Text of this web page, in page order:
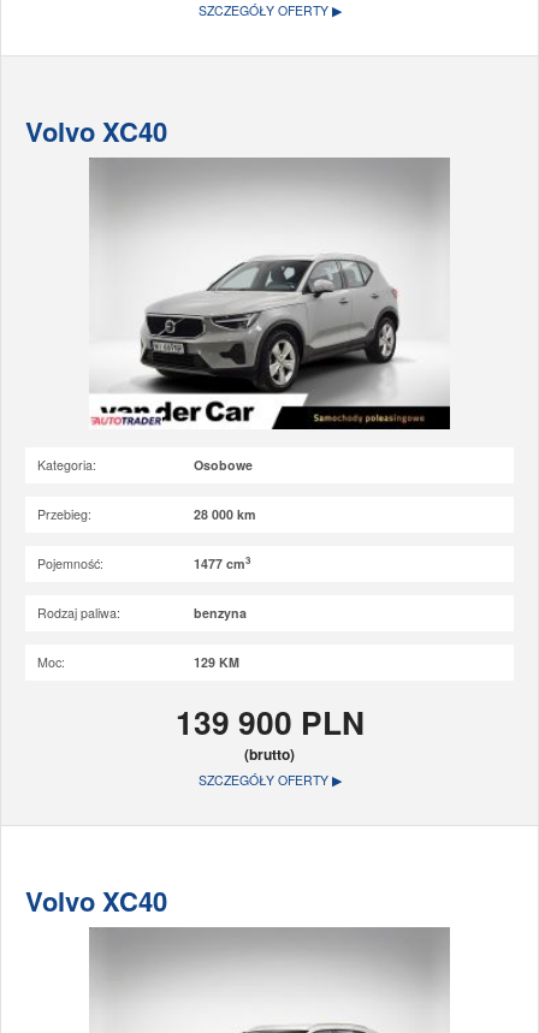
SZCZEGÓŁY OFERTY ▶
Volvo XC40
Kategoria: Osobowe
Przebieg: 28 000 km
Pojemność: 1477 cm3
Rodzaj paliwa: benzyna
Moc: 129 KM
139 900 PLN
(brutto)
SZCZEGÓŁY OFERTY ▶
Volvo XC40